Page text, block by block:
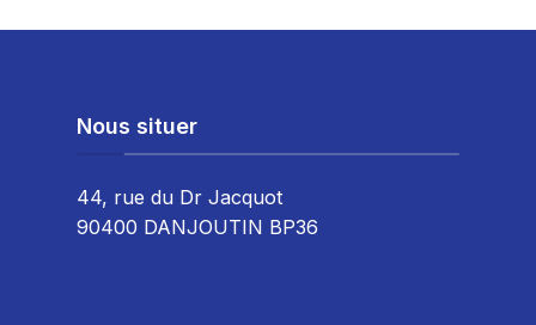
Nous situer
44, rue du Dr Jacquot
90400 DANJOUTIN BP36